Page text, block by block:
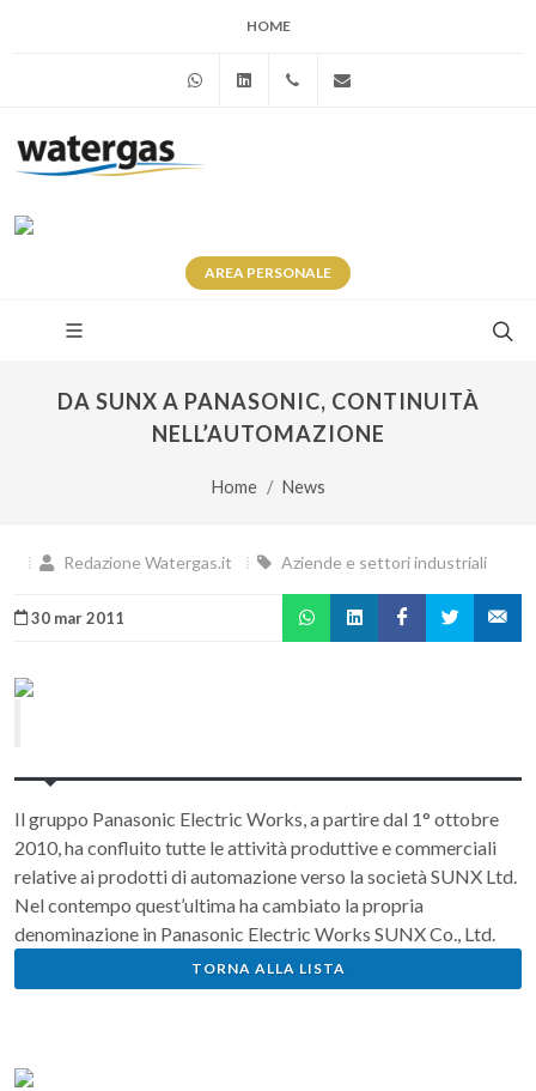
HOME
WhatsAppLinkedin+39 345 281 0246
AREA PERSONALE
DA SUNX A PANASONIC, CONTINUITÀ
NELL’AUTOMAZIONE
Home News
Redazione Watergas.it Aziende e settori industriali
30 mar 2011
Il gruppo Panasonic Electric Works, a partire dal 1° ottobre
2010, ha confluito tutte le attività produttive e commerciali
relative ai prodotti di automazione verso la società SUNX Ltd.
Nel contempo quest’ultima ha cambiato la propria
denominazione in Panasonic Electric Works SUNX Co., Ltd.
TORNA ALLA LISTA